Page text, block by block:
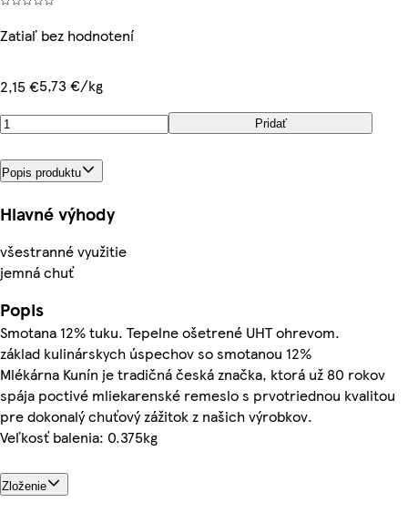
Zatiaľ bez hodnotení
2,15 €5,73 €/kg
Pridať
Popis produktu
Hlavné výhody
všestranné využitie
jemná chuť
Popis
Smotana 12% tuku. Tepelne ošetrené UHT ohrevom.
základ kulinárskych úspechov so smotanou 12%
Mlékárna Kunín je tradičná česká značka, ktorá už 80 rokov
spája poctivé mliekarenské remeslo s prvotriednou kvalitou
pre dokonalý chuťový zážitok z našich výrobkov.
Veľkosť balenia: 0.375kg
Zloženie